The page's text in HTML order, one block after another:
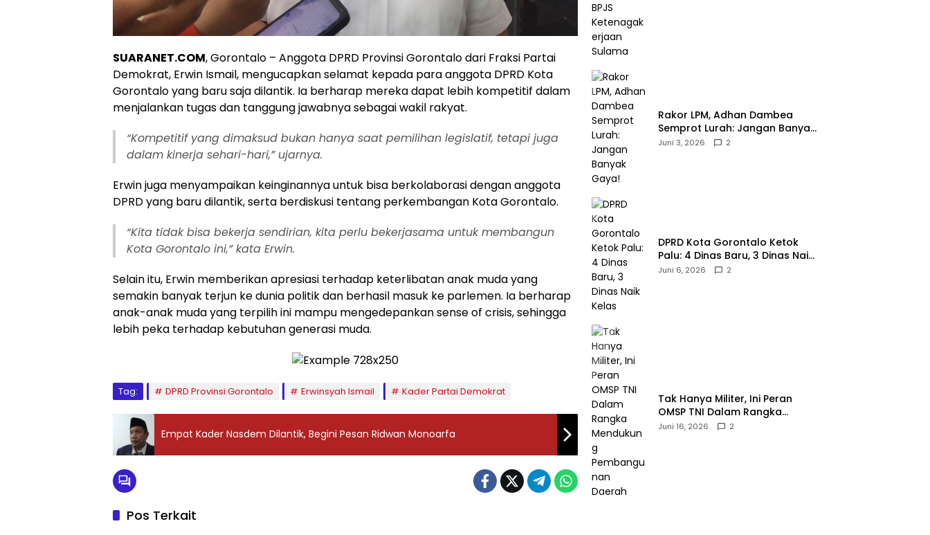
SUARANET.COM, Gorontalo – Anggota DPRD Provinsi Gorontalo dari Fraksi Partai
Demokrat, Erwin Ismail, mengucapkan selamat kepada para anggota DPRD Kota
Gorontalo yang baru saja dilantik. Ia berharap mereka dapat lebih kompetitif dalam
menjalankan tugas dan tanggung jawabnya sebagai wakil rakyat.
“Kompetitif yang dimaksud bukan hanya saat pemilihan legislatif, tetapi juga
dalam kinerja sehari-hari,” ujarnya.
Erwin juga menyampaikan keinginannya untuk bisa berkolaborasi dengan anggota
DPRD yang baru dilantik, serta berdiskusi tentang perkembangan Kota Gorontalo.
“Kita tidak bisa bekerja sendirian, kita perlu bekerjasama untuk membangun
Kota Gorontalo ini,” kata Erwin.
Selain itu, Erwin memberikan apresiasi terhadap keterlibatan anak muda yang
semakin banyak terjun ke dunia politik dan berhasil masuk ke parlemen. Ia berharap
anak-anak muda yang terpilih ini mampu mengedepankan sense of crisis, sehingga
lebih peka terhadap kebutuhan generasi muda.
Tag: DPRD Provinsi Gorontalo Erwinsyah Ismail Kader Partai Demokrat
Empat Kader Nasdem Dilantik, Begini Pesan Ridwan Monoarfa
Pos Terkait
Daerah
‎Rakor LPM, Adhan Dambea
Semprot Lurah: Jangan Banyak
Gaya!‎
Juni 3, 2026 2
‎DPRD Kota Gorontalo Ketok
Palu: 4 Dinas Baru, 3 Dinas Naik
Kelas
Juni 6, 2026 2
‎Tak Hanya Militer, Ini Peran
OMSP TNI Dalam Rangka
Mendukung Pembangunan
Juni 16, 2026 2